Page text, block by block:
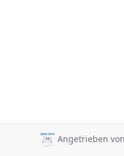
Angetrieben von